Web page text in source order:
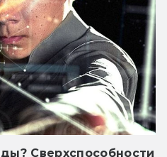
Сверхспособности